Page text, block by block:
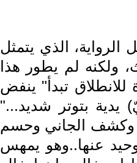
الذي يتمثل
لم يطور هذا
للانطلاق تبدأ" ينفض
يدية بتوتر شديد..."
وكشف الجاني وحسم
عنها..وهو يمهس